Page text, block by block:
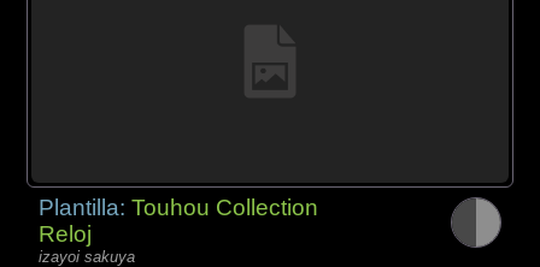
Plantilla:Touhou Collection
Reloj
izayoi sakuya